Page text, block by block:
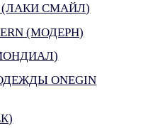
(ЛАКИ СМАЙЛ)
(МОДЕРН)
ONEGIN